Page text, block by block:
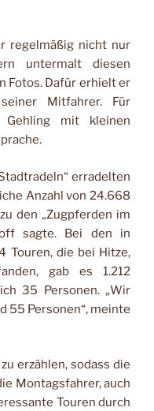
regelmäßig nicht nur
untermalt diesen
Fotos. Dafür erhielt er
Mitfahrer. Für
Gehling mit kleinen
erradelten
Anzahl von 24.668
den „Zugpferden im
sagte. Bei den in
Touren, die bei Hitze,
gab es 1.212
35 Personen. „Wir
55 Personen“, meinte
erzählen, sodass die
Montagsfahrer, auch
Touren durch